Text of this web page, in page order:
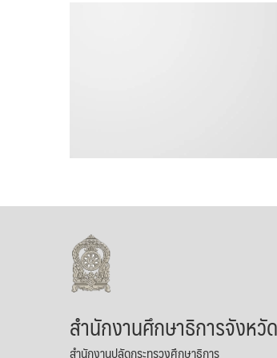
สำนักงานศึกษาธิการจังหวั
สำนักงานปลัดกระทรวงศึกษาธิการ